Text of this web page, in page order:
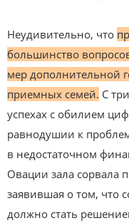
Неудивительно, что
большинство
мер дополнительной
приемных семей. С
успехах с обилием
равнодушии к
в недостаточном
Овации зала сорвала
заявившая о том, что
должно стать